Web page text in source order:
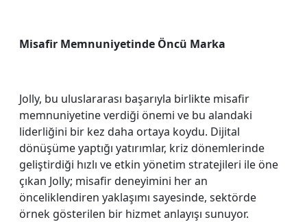
Misafir Memnuniyetinde Öncü Marka
Jolly, bu uluslararası başarıyla birlikte misafir
memnuniyetine verdiği önemi ve bu alandaki
liderliğini bir kez daha ortaya koydu. Dijital
dönüşüme yaptığı yatırımlar, kriz dönemlerinde
geliştirdiği hızlı ve etkin yönetim stratejileri ile öne
çıkan Jolly; misafir deneyimini her an
önceliklendiren yaklaşımı sayesinde, sektörde
örnek gösterilen bir hizmet anlayışı sunuyor.